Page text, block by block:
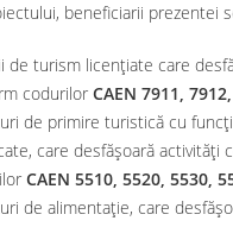
beneficiarii prezentei
de turism licențiate care
codurilor CAEN 7911,
de primire turistică cu
care desfășoară activități
CAEN 5510, 5520, 5530,
de alimentație, care